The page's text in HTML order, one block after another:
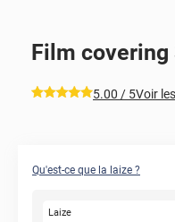
Film covering
*****
5.00 / 5Voir
Qu'est-ce que la laize ?
Laize